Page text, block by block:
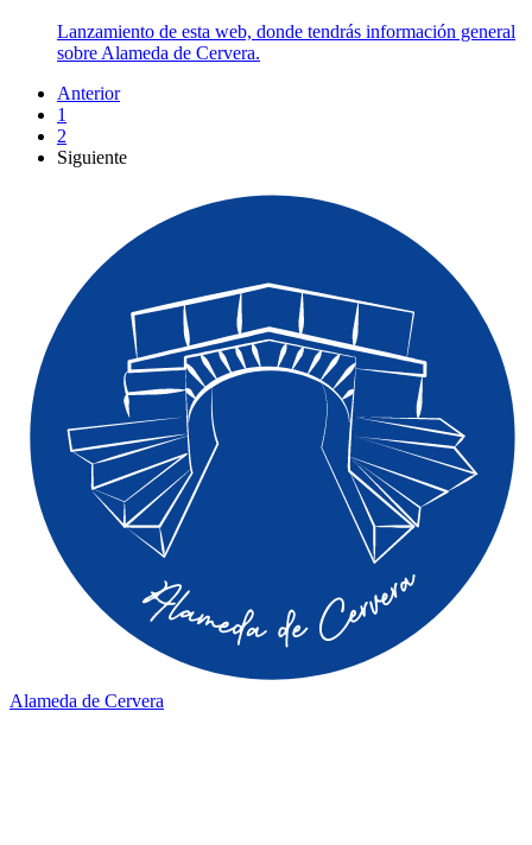
Lanzamiento de esta web, donde tendrás información general
sobre Alameda de Cervera.
Anterior
1
2
Siguiente
Alameda de Cervera